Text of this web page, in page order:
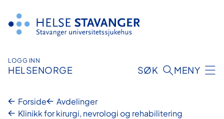
innhold
LOGG INN
HELSENORGE SØK MENY
Forside
Avdelinger
Klinikk for kirurgi, nevrologi og rehabilitering